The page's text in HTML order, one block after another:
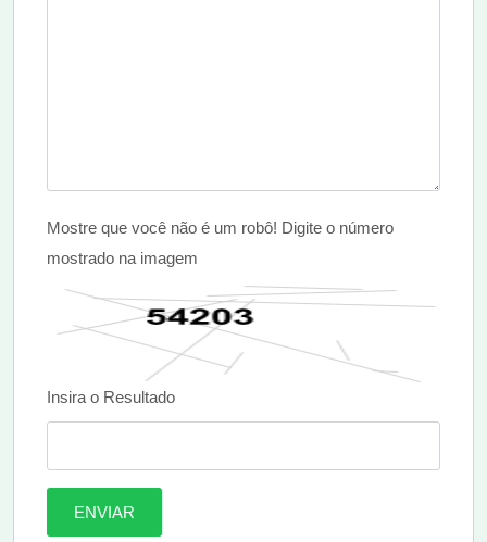
Mostre que você não é um robô! Digite o número
mostrado na imagem
Insira o Resultado
ENVIAR